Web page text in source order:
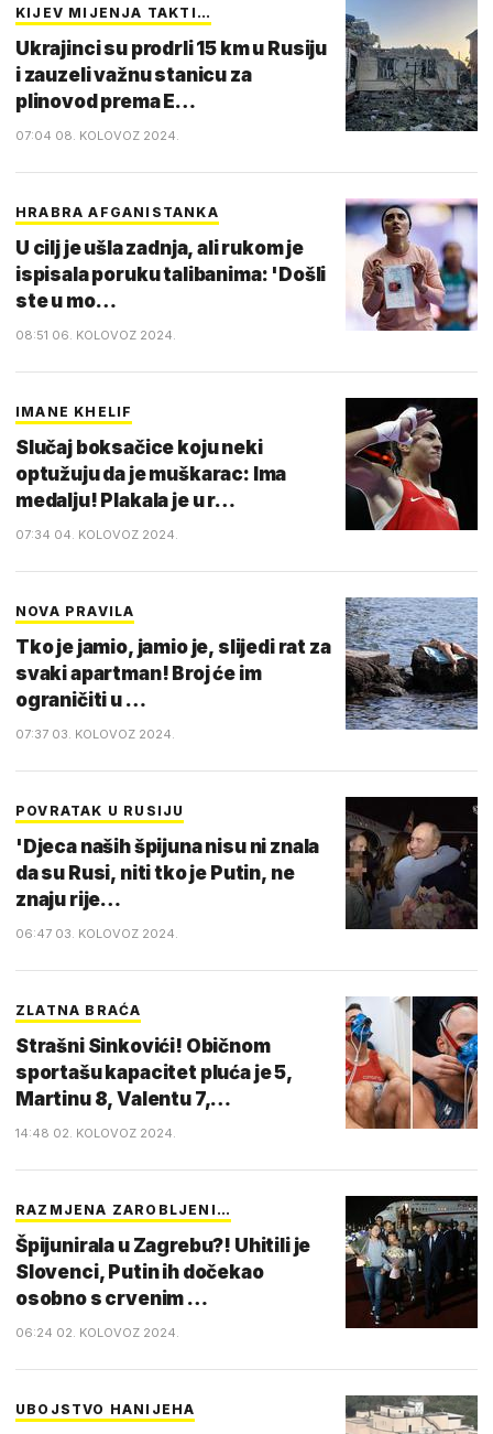
KIJEV MIJENJA TAKTI…
Ukrajinci su prodrli 15 km u Rusiju
i zauzeli važnu stanicu za
plinovod prema E…
07:04 08. KOLOVOZ 2024.
HRABRA AFGANISTANKA
U cilj je ušla zadnja, ali rukom je
ispisala poruku talibanima: 'Došli
ste u mo…
08:51 06. KOLOVOZ 2024.
IMANE KHELIF
Slučaj boksačice koju neki
optužuju da je muškarac: Ima
medalju! Plakala je u r…
07:34 04. KOLOVOZ 2024.
NOVA PRAVILA
Tko je jamio, jamio je, slijedi rat za
svaki apartman! Broj će im
ograničiti u …
07:37 03. KOLOVOZ 2024.
POVRATAK U RUSIJU
'Djeca naših špijuna nisu ni znala
da su Rusi, niti tko je Putin, ne
znaju rije…
06:47 03. KOLOVOZ 2024.
ZLATNA BRAĆA
Strašni Sinkovići! Običnom
sportašu kapacitet pluća je 5,
Martinu 8, Valentu 7,…
14:48 02. KOLOVOZ 2024.
RAZMJENA ZAROBLJENI…
Špijunirala u Zagrebu?! Uhitili je
Slovenci, Putin ih dočekao
osobno s crvenim …
06:24 02. KOLOVOZ 2024.
UBOJSTVO HANIJEHA